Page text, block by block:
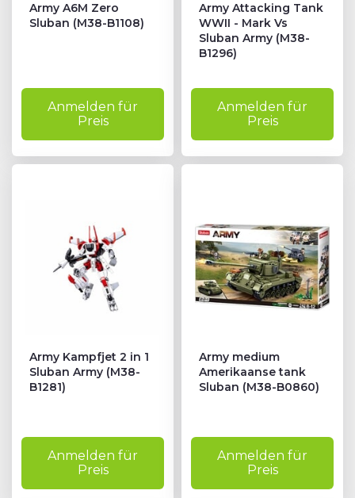
Army A6M Zero
Sluban (M38-B1108)
Anmelden für
Preis
Army Attacking Tank
WWII - Mark Vs
Sluban Army (M38-
B1296)
Anmelden für
Preis
Army Kampfjet 2 in 1
Sluban Army (M38-
B1281)
Anmelden für
Preis
Army medium
Amerikaanse tank
Sluban (M38-B0860)
Anmelden für
Preis